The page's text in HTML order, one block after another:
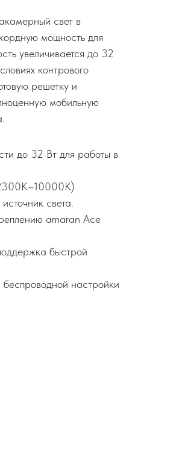
свет в
мощность для
увеличивается до 32
контрового
решетку и
мобильную
до 32 Вт для работы в
света.
amaran Ace
быстрой
настройки